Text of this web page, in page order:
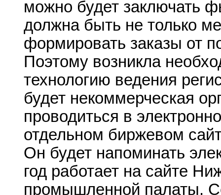
можно будет заключать
должна быть не только
формировать заказы от
Поэтому возникла
технологию ведения
будет некоммерческая
проводиться в
отдельном биржевом
Он будет напоминать
год работает на сайте
промышленной палаты.